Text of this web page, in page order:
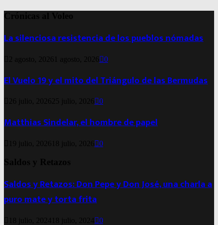
Crónicas al Voleo
La silenciosa resistencia de los pueblos nómadas
2 agosto, 2026 1 agosto, 2026 0
El Vuelo 19 y el mito del Triángulo de las Bermudas
26 julio, 2026 25 julio, 2026 0
Matthias Sindelar, el hombre de papel
19 julio, 2026 18 julio, 2026 0
Saldos y Retazos
Saldos y Retazos: Don Pepe y Don José, una charla a
puro mate y torta frita
18 julio, 2024 18 julio, 2024 0